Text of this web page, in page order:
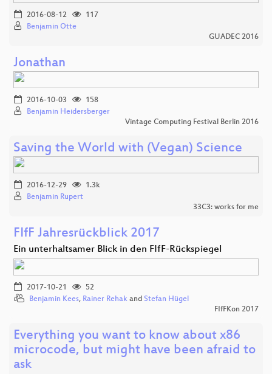
2016-08-12
117
Benjamin Otte
GUADEC 2016
Jonathan
2016-10-03
158
Benjamin Heidersberger
Vintage Computing Festival Berlin 2016
Saving the World with (Vegan) Science
2016-12-29
1.3k
Benjamin Rupert
33C3: works for me
FIfF Jahresrückblick 2017
Ein unterhaltsamer Blick in den FIfF-Rückspiegel
2017-10-21
52
Benjamin Kees, Rainer Rehak and Stefan Hügel
FIfFKon 2017
Everything you want to know about x86
microcode, but might have been afraid to
ask